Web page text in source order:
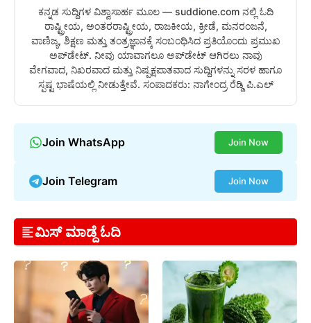
ಕನ್ನಡ ಸುದ್ದಿಗಳ ವಿಶ್ವಾಸಾರ್ಹ ಮೂಲ — suddione.com ನಲ್ಲಿ ಓದಿ
ರಾಷ್ಟ್ರೀಯ, ಅಂತರರಾಷ್ಟ್ರೀಯ, ರಾಜಕೀಯ, ಕ್ರೀಡೆ, ಮನರಂಜನೆ,
ವಾಣಿಜ್ಯ, ಶಿಕ್ಷಣ ಮತ್ತು ತಂತ್ರಜ್ಞಾನಕ್ಕೆ ಸಂಬಂಧಿಸಿದ ಪ್ರತಿಯೊಂದು ಪ್ರಮುಖ
ಅಪ್‌ಡೇಟ್. ನೀವು ಯಾವಾಗಲೂ ಅಪ್‌ಡೇಟ್ ಆಗಿರಲು ನಾವು
ವೇಗವಾದ, ನಿಖರವಾದ ಮತ್ತು ನಿಷ್ಪಕ್ಷಪಾತವಾದ ಸುದ್ದಿಗಳನ್ನು ಸರಳ ಹಾಗೂ
ಸ್ಪಷ್ಟ ಭಾಷೆಯಲ್ಲಿ ನೀಡುತ್ತೇವೆ. ಸಂಪಾದಕರು: ನಾಗೇಂದ್ರ ರೆಡ್ಡಿ ಪಿ.ಎಲ್
Join WhatsApp Join Now
Join Telegram Join Now
ಮಿಸ್ ಮಾಡ್ದೆ ಓದಿ